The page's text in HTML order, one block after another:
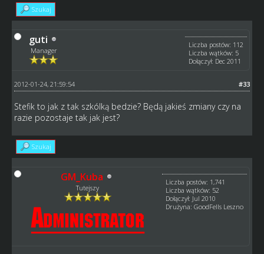
Szukaj
guti
Manager
Liczba postów: 112
Liczba wątków: 5
Dołączył: Dec 2011
#33
2012-01-24, 21:59:54
Stefik to jak z tak szkólką bedzie? Będą jakieś zmiany czy na
razie pozostaje tak jak jest?
Szukaj
GM_Kuba
Tutejszy
Liczba postów: 1,741
Liczba wątków: 52
Dołączył: Jul 2010
Drużyna: GoodFells Leszno